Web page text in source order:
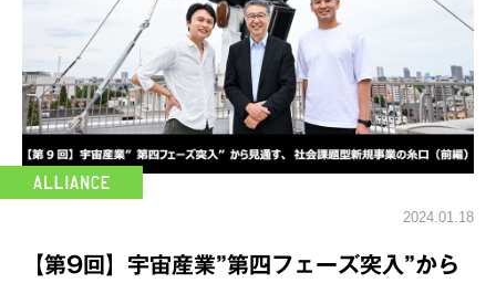
2024.01.18
【第9回】宇宙産業”第四フェーズ突入”から